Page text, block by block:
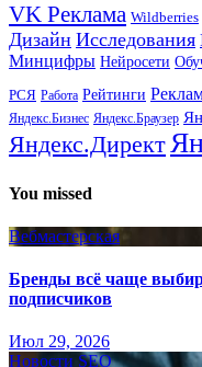
VK Реклама Wildberries
Дизайн Исследования
Минцифры Нейросети
РСЯ Работа Рейтинги
Яндекс.Бизнес Яндекс.Браузер
Яндекс.Директ
You missed
Вебмастерская
Бренды всё чаще
подписчиков
Июл 29, 2026
Новости SEO